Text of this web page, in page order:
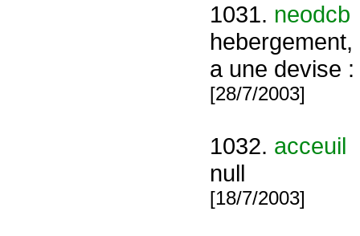
1031. neodcb
a une devise
[28/7/2003]
1032. acceuil
null
[18/7/2003]